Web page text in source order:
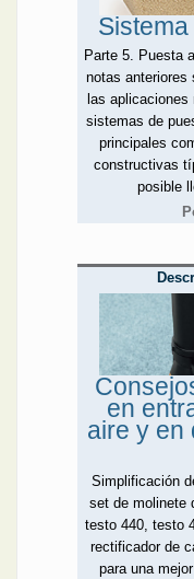
Parte 5. Puesta
notas anteriores
las
sistemas de
principales
constructivas
posible
en
aire y en
Simplificación
set de molinete
testo 440, testo
rectificador de
para una